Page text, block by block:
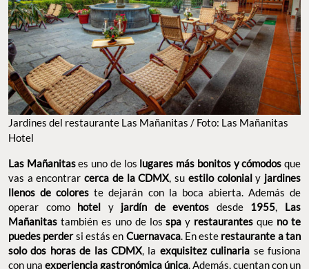
Jardines del restaurante Las Mañanitas / Foto: Las Mañanitas
Hotel
Las Mañanitases uno de los lugares más bonitos y cómodos que
vas a encontrarcerca de la CDMX, su estilo colonialy jardines
llenos de colores te dejarán con la boca abierta. Además de
operar como hotel y jardín de eventos desde1955, Las
Mañanitas también es uno de losspa y restaurantes que no te
puedes perdersi estás en Cuernavaca. En este restaurante a tan
solo dos horas de las CDMX, la exquisitez culinaria se fusiona
con una experiencia gastronómica única. Además, cuentan con un